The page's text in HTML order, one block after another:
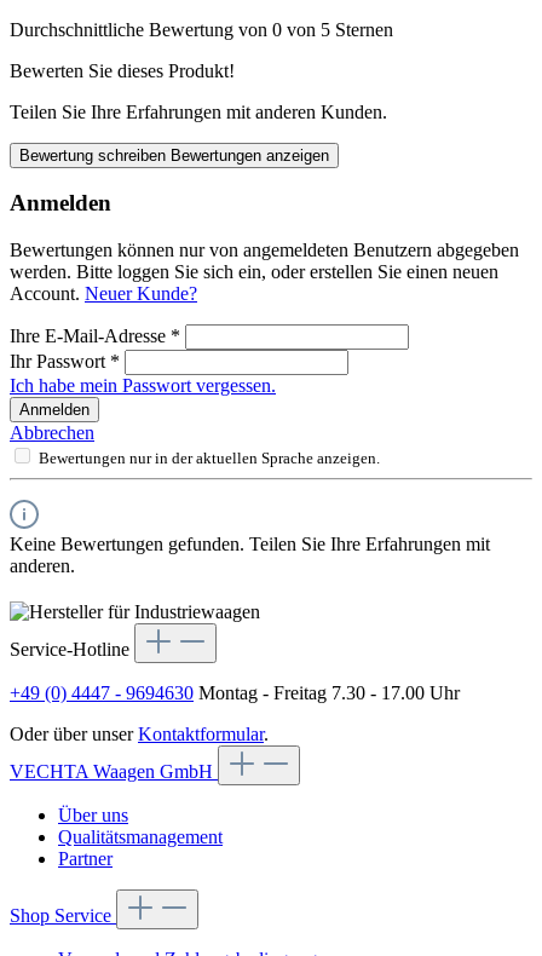
Durchschnittliche Bewertung von 0 von 5 Sternen
Bewerten Sie dieses Produkt!
Teilen Sie Ihre Erfahrungen mit anderen Kunden.
Bewertung schreiben Bewertungen anzeigen
Anmelden
Bewertungen können nur von angemeldeten Benutzern abgegeben
werden. Bitte loggen Sie sich ein, oder erstellen Sie einen neuen
Account. Neuer Kunde?
Ihre E-Mail-Adresse *
Ihr Passwort *
Ich habe mein Passwort vergessen.
Anmelden
Abbrechen
Bewertungen nur in der aktuellen Sprache anzeigen.
Keine Bewertungen gefunden. Teilen Sie Ihre Erfahrungen mit
anderen.
Service-Hotline
+49 (0) 4447 - 9694630 Montag - Freitag 7.30 - 17.00 Uhr
Oder über unserKontaktformular.
VECHTA Waagen GmbH
Über uns
Qualitätsmanagement
Partner
Shop Service